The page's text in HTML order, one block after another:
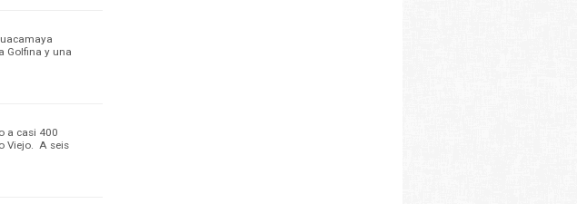
Golfina y una
a casi 400
Viejo. A seis